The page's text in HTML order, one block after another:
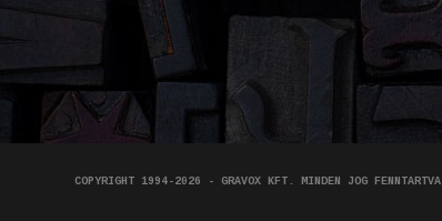
COPYRIGHT 1994-2026 - GRAVOX KFT. MINDEN JOG FENNTARTVA